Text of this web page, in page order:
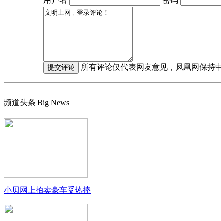
所有评论仅代表网友意见，凤凰网保持中
频道头条 Big News
小贝网上拍卖豪车受热捧